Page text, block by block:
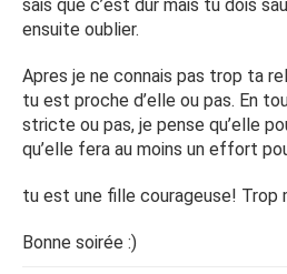
sais que c’est dur mais tu dois
ensuite oublier.
Apres je ne connais pas trop ta
tu est proche d’elle ou pas. En
stricte ou pas, je pense qu’elle
qu’elle fera au moins un effort
tu est une fille courageuse! Trop
Bonne soirée :)